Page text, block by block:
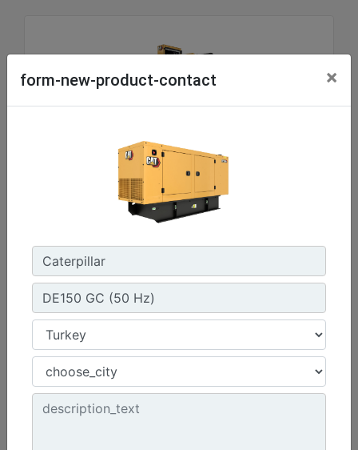
C3.3 | DE50E0
Minimum Değer :
50,0 kVA
50,0 kVA
Emisyonlar/Yakıt Stratejisi :
Yönetmelik Bulunmayan Bölge
form-new-product-contact ×